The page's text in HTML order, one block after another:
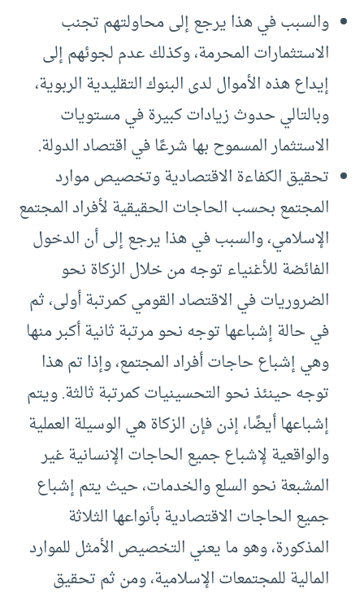
والسبب في هذا يرجع إلى محاولتهم تجنب
الاستثمارات المحرمة، وكذلك عدم لجوئهم إلى
إيداع هذه الأموال لدى البنوك التقليدية الربوية،
وبالتالي حدوث زيادات كبيرة في مستويات
الاستثمار المسموح بها شرعًا في اقتصاد الدولة.
تحقيق الكفاءة الاقتصادية وتخصيص موارد
المجتمع بحسب الحاجات الحقيقية لأفراد المجتمع
الإسلامي، والسبب في هذا يرجع إلى أن الدخول
الفائضة للأغنياء توجه من خلال الزكاة نحو
الضروريات في الاقتصاد القومي كمرتبة أولى، ثم
في حالة إشباعها توجه نحو مرتبة ثانية أكبر منها
وهي إشباع حاجات أفراد المجتمع، وإذا تم هذا
توجه حينئذ نحو التحسينيات كمرتبة ثالثة. ويتم
إشباعها أيضًا، إذن فإن الزكاة هي الوسيلة العملية
والواقعية لإشباع جميع الحاجات الإنسانية غير
المشبعة نحو السلع والخدمات، حيث يتم إشباع
جميع الحاجات الاقتصادية بأنواعها الثلاثة
المذكورة، وهو ما يعني التخصيص الأمثل للموارد
المالية للمجتمعات الإسلامية، ومن ثم تحقيق